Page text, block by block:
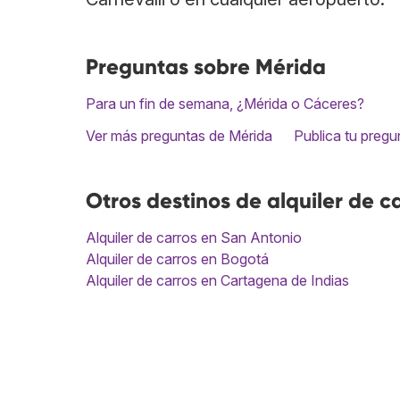
Preguntas sobre Mérida
Para un fin de semana, ¿Mérida o Cáceres?
Ver más preguntas de Mérida
Publica tu
Otros destinos de alquiler de
Alquiler de carros en San Antonio
Alquiler de carros en Bogotá
Alquiler de carros en Cartagena de Indias